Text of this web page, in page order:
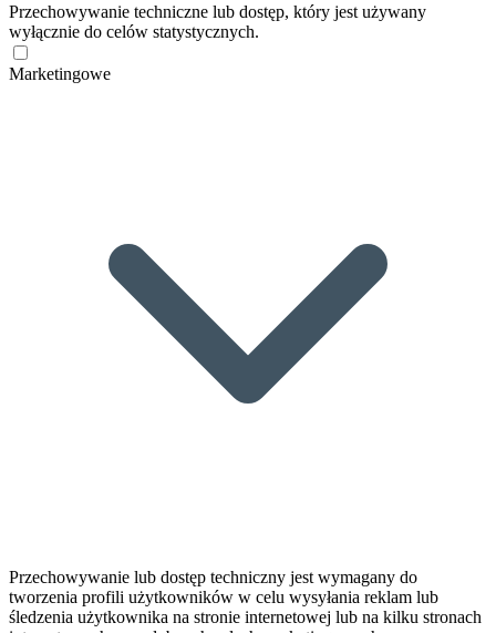
Przechowywanie techniczne lub dostęp, który jest używany
wyłącznie do celów statystycznych.
Marketingowe
Przechowywanie lub dostęp techniczny jest wymagany do
tworzenia profili użytkowników w celu wysyłania reklam lub
śledzenia użytkownika na stronie internetowej lub na kilku stronach